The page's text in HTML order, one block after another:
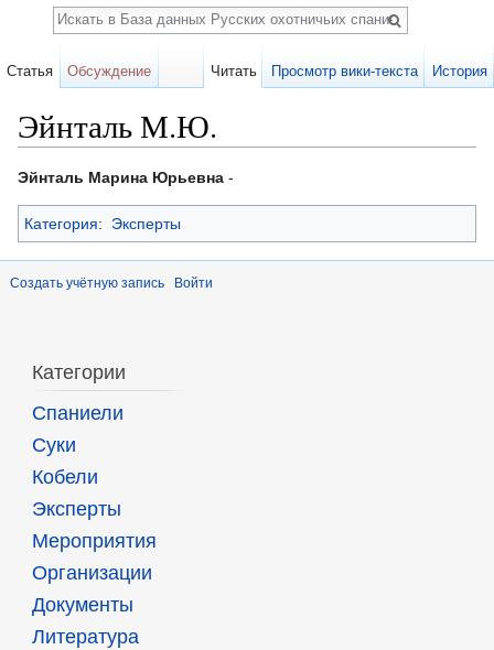
Эйнталь М.Ю.
Эйнталь Марина Юрьевна -
Категория: Эксперты
Создать учётную запись Войти
Статья Обсуждение Читать Просмотр вики-текста История
Поиск
Категории
Спаниели
Суки
Кобели
Эксперты
Мероприятия
Организации
Документы
Литература